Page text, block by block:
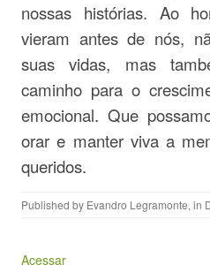
nossas histórias. Ao
vieram antes de nós,
suas vidas, mas
caminho para o
emocional. Que
orar e manter viva a
queridos.
Published by Evandro Legramonte, in
Acessar